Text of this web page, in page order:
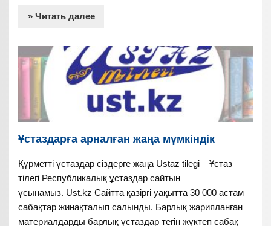
» Читать далее
Ұстаздарға арналған жаңа мүмкіндік
Құрметті ұстаздар сіздерге жаңа Ustaz tilegi – Ұстаз
тілегі Республикалық ұстаздар сайтын
ұсынамыз. Ust.kz Сайтта қазіргі уақытта 30 000 астам
сабақтар жинақталып салынды. Барлық жарияланған
материалдарды барлық ұстаздар тегін жүктеп сабақ